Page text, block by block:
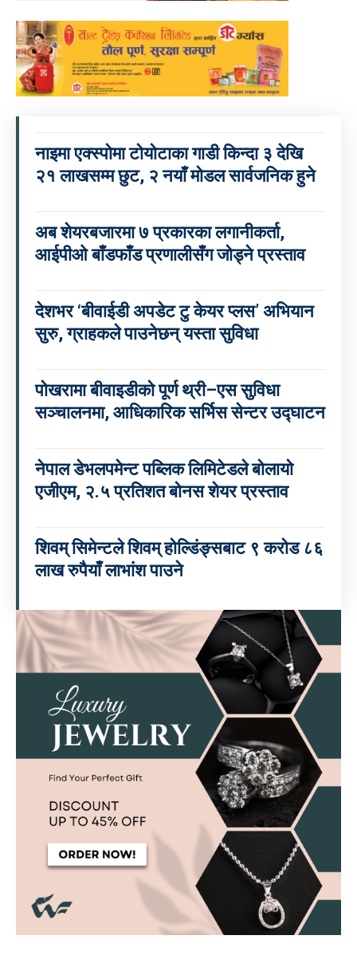
नाइमा एक्स्पोमा टोयोटाका गाडी किन्दा ३ देखि
२१ लाखसम्म छुट, २ नयाँ मोडल सार्वजनिक हुने
अब शेयरबजारमा ७ प्रकारका लगानीकर्ता,
आईपीओ बाँडफाँड प्रणालीसँग जोड्ने प्रस्ताव
देशभर ‘बीवाईडी अपडेट टु केयर प्लस’ अभियान
सुरु, ग्राहकले पाउनेछन् यस्ता सुविधा
पोखरामा बीवाइडीको पूर्ण थ्री–एस सुविधा
सञ्चालनमा, आधिकारिक सर्भिस सेन्टर उद्घाटन
नेपाल डेभलपमेन्ट पब्लिक लिमिटेडले बोलायो
एजीएम, २.५ प्रतिशत बोनस शेयर प्रस्ताव
शिवम् सिमेन्टले शिवम् होल्डिंङ्सबाट ९ करोड ८६
लाख रुपैयाँ लाभांश पाउने